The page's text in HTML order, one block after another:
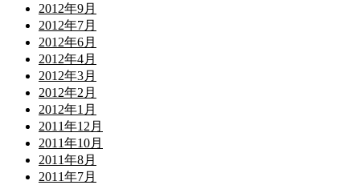
2012年9月
2012年7月
2012年6月
2012年4月
2012年3月
2012年2月
2012年1月
2011年12月
2011年10月
2011年8月
2011年7月